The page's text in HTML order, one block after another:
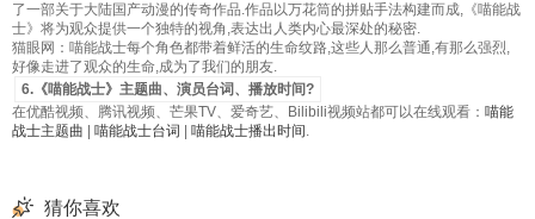
了一部关于大陆国产动漫的传奇作品.作品以万花筒的拼贴手法构建而成,《喵能战
士》将为观众提供一个独特的视角,表达出人类内心最深处的秘密.
猫眼网：喵能战士每个角色都带着鲜活的生命纹路,这些人那么普通,有那么强烈,
好像走进了观众的生命,成为了我们的朋友.
6.《喵能战士》主题曲、演员台词、播放时间?
在优酷视频、腾讯视频、芒果TV、爱奇艺、Bilibili视频站都可以在线观看： 喵能
战士主题曲
喵能战士台词 喵能战士播出时间 .
猜你喜欢